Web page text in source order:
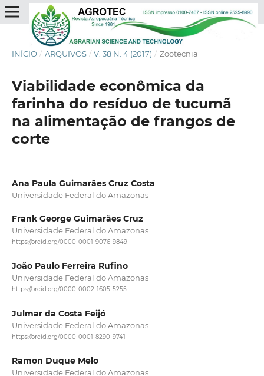
INÍCIO / ARQUIVOS / V. 38 N. 4 (2017) / Zootecnia
Viabilidade econômica da
farinha do resíduo de tucumã
na alimentação de frangos de
corte
Ana Paula Guimarães Cruz Costa
Universidade Federal do Amazonas
Frank George Guimarães Cruz
Universidade Federal do Amazonas
https://orcid.org/0000-0001-9076-9849
João Paulo Ferreira Rufino
Universidade Federal do Amazonas
https://orcid.org/0000-0002-1605-5255
Julmar da Costa Feijó
Universidade Federal do Amazonas
https://orcid.org/0000-0001-8290-9741
Ramon Duque Melo
Universidade Federal do Amazonas